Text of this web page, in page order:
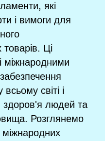
які
і вимоги для
Ці
міжнародними
світі і
людей та
Розглянемо
міжнародних